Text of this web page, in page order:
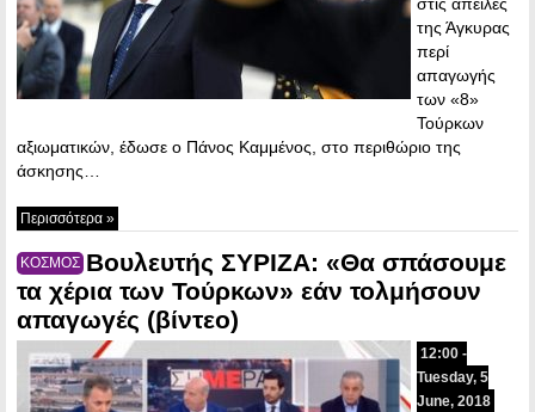
της Άγκυρας
περί
απαγωγής
των «8»
Τούρκων
αξιωματικών, έδωσε ο Πάνος Καμμένος, στο περιθώριο της
άσκησης…
Περισσότερα »
ΚΟΣΜΟΣ Βουλευτής ΣΥΡΙΖΑ: «Θα σπάσουμε
τα χέρια των Τούρκων» εάν τολμήσουν
απαγωγές (βίντεο)
12:00 -
Tuesday, 5
June, 2018